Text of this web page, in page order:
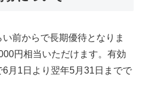
前からで長期優待となりま
円相当いただけます。有効
月1日より翌年5月31日までで